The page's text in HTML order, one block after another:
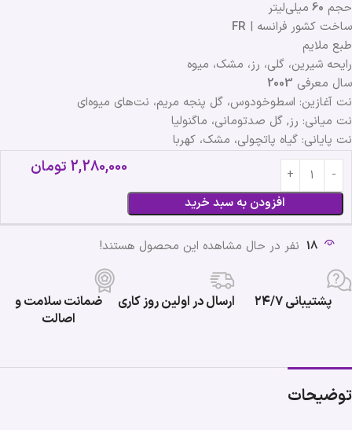
حجم 60 میلی‌لیتر
ساخت کشور فرانسه | FR
طبع ملایم
رایحه شیرین، گلی، رز، مشک، میوه
سال معرفی 2003
نت آغازین: اسطوخودوس، گل پنجه مریم، نت‌های میوه‌ای
نت میانی: رز, گل صدتومانی، ماگنولیا
نت پایانی: گیاه پاتچولی، مشک، کهربا
افزودن به سبد خرید
2,280,000 تومان
18 نفر در حال مشاهده این محصول هستند!
پشتیبانی ۲۴/۷ ارسال در اولین روز کاری
ضمانت سلامت و
اصالت
توضیحات